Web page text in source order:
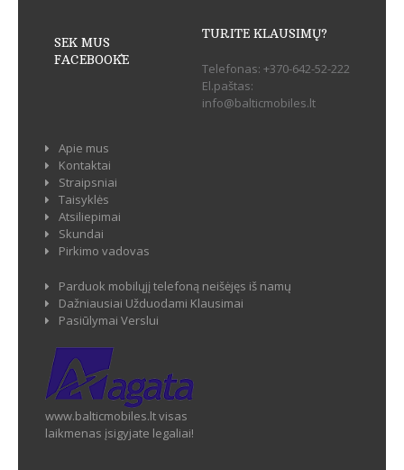
SEK MUS
FACEBOOK`E
TURITE KLAUSIMŲ?
Telefonas: +370-642-52-222
El.paštas:
info@balticmobiles.lt
Apie mus
Kontaktai
Straipsniai
Taisyklės
Atsiliepimai
Skundai
Pirkimo vadovas
Parduok mobilųjį telefoną neišėjęs iš namų
Dažniausiai Užduodami Klausimai
Pasiūlymai Verslui
www.balticmobiles.lt visas
laikmenas įsigyjate legaliai!